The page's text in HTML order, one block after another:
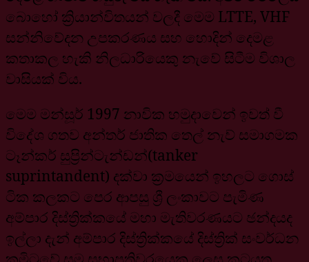
බොහෝ ක්‍රියාන්විතයන් වලදී මෙම LTTE, VHF
සන්නිවේදන උපකරණය සහ හොදින් දෙමළ
කතාකල හැකි නිලධාරියෙකු නැවේ සිටීම විශාල
වාසියක් විය.
මෙම මන්සූර් 1997 නාවික හමුදාවෙන් ඉවත් වී
විදේශ ගතව අන්තර් ජාතික තෙල් නැව් සමාගමක
ටෑන්කර් සුප්‍රින්ටැන්ඩන්(tanker
suprintandent) දක්වා ක්‍රමයෙන් ඉහලට ගොස්
ටික කලකට පෙර ආපසු ශ්‍රී ලංකාවට පැමිණ
අම්පාර දිස්ත්‍රික්කයේ මහා මැතිවරණයට ඡන්දයද
ඉල්ලා දැන් අම්පාර දිස්ත්‍රික්කයේ දිස්ත්‍රික් සංවර්ධන